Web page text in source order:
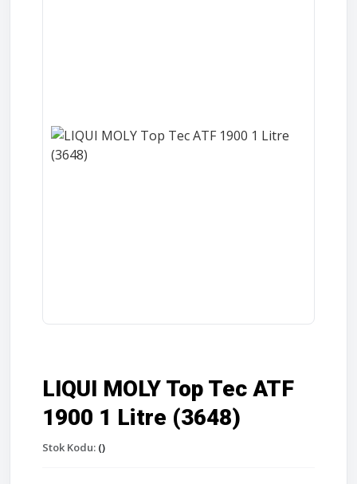
LIQUI MOLY Top Tec ATF
1900 1 Litre (3648)
Stok Kodu: ()